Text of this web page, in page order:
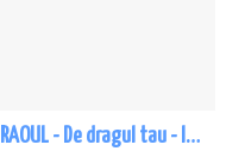
RAOUL - De dragul tau - Iasi